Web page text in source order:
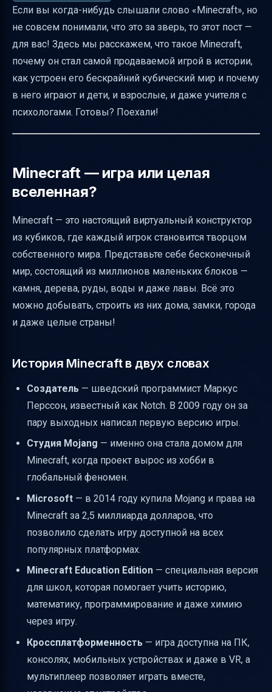
Режимы игры и их особенности
Мобы — кто населяет мир Minecraft
Измерения Minecraft — Низер и Энд
Minecraft Education Edition — игра для школы
и обучения
Редстоун и логические схемы — инженерия
в Minecraft
Влияние сообщества и пользовательский
контент
Безопасность и риски сетевой игры
Масштабы и популярность Minecraft
Итог — почему Minecraft это больше, чем
просто игра
Полезные ссылки
Если вы когда-нибудь слышали слово «Minecraft», но
не совсем понимали, что это за зверь, то этот пост —
для вас! Здесь мы расскажем, что такое Minecraft,
почему он стал самой продаваемой игрой в истории,
как устроен его бескрайний кубический мир и почему
в него играют и дети, и взрослые, и даже учителя с
психологами. Готовы? Поехали!
Minecraft — игра или целая
вселенная?
Minecraft — это настоящий виртуальный конструктор
из кубиков, где каждый игрок становится творцом
собственного мира. Представьте себе бесконечный
мир, состоящий из миллионов маленьких блоков —
камня, дерева, руды, воды и даже лавы. Всё это
можно добывать, строить из них дома, замки, города
и даже целые страны!
История Minecraft в двух словах
Создатель — шведский программист Маркус
Перссон, известный как Notch. В 2009 году он за
пару выходных написал первую версию игры.
Студия Mojang — именно она стала домом для
Minecraft, когда проект вырос из хобби в
глобальный феномен.
Microsoft — в 2014 году купила Mojang и права на
Minecraft за 2,5 миллиарда долларов, что
позволило сделать игру доступной на всех
популярных платформах.
Minecraft Education Edition — специальная версия
для школ, которая помогает учить историю,
математику, программирование и даже химию
через игру.
Кроссплатформенность — игра доступна на ПК,
консолях, мобильных устройствах и даже в VR, а
мультиплеер позволяет играть вместе,